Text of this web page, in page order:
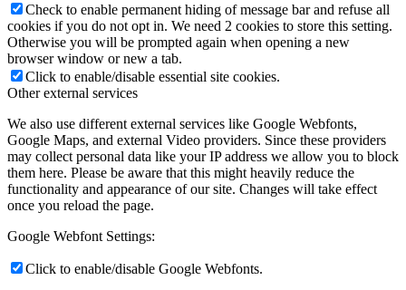
Check to enable permanent hiding of message bar and refuse all
cookies if you do not opt in. We need 2 cookies to store this setting.
Otherwise you will be prompted again when opening a new
browser window or new a tab.
Click to enable/disable essential site cookies.
Other external services
We also use different external services like Google Webfonts,
Google Maps, and external Video providers. Since these providers
may collect personal data like your IP address we allow you to block
them here. Please be aware that this might heavily reduce the
functionality and appearance of our site. Changes will take effect
once you reload the page.
Google Webfont Settings:
Click to enable/disable Google Webfonts.